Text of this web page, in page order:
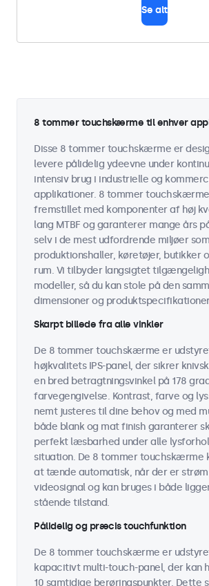
Se alt
8 tommer touchskærme til enhver
Disse 8 tommer touchskærme er
levere pålidelig ydeevne under
intensiv brug i industrielle og
applikationer. 8 tommer
fremstillet med komponenter af høj
lang MTBF og garanterer mange års
selv i de mest udfordrende miljøer som
produktionshaller, køretøjer, butikker
rum. Vi tilbyder langsigtet
modeller, så du kan stole på den
dimensioner og
Skarpt billede fra alle vinkler
De 8 tommer touchskærme er
højkvalitets IPS-panel, der sikrer
en bred betragtningsvinkel på 178
farvegengivelse. Kontrast, farve og
nemt justeres til dine behov og med
både blank og mat finish garanterer
perfekt læsbarhed under alle
situation. De 8 tommer touchskærme
at tænde automatisk, når der er
videosignal og kan bruges i både
stående tilstand.
Pålidelig og præcis touchfunktion
De 8 tommer touchskærme er
kapacitivt multi-touch-panel, der kan
10 samtidige berøringspunkter. Dette